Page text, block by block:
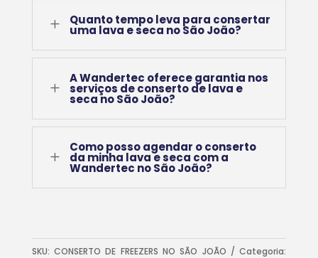
L Quanto tempo leva para consertar
uma lava e seca no São João?
L
A Wandertec oferece garantia nos
serviços de conserto de lava e
seca no São João?
L
Como posso agendar o conserto
da minha lava e seca com a
Wandertec no São João?
SKU:CONSERTO DE FREEZERS NO SÃO JOÃO
Categoria: